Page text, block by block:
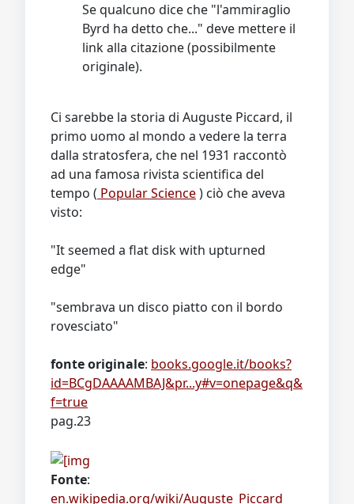
Se qualcuno dice che "l'ammiraglio
Byrd ha detto che..." deve mettere il
link alla citazione (possibilmente
originale).
Ci sarebbe la storia di Auguste Piccard, il
primo uomo al mondo a vedere la terra
dalla stratosfera, che nel 1931 raccontò
ad una famosa rivista scientifica del
tempo ( Popular Science) ciò che aveva
visto:
"It seemed a flat disk with upturned
edge"
"sembrava un disco piatto con il bordo
rovesciato"
fonte originale: books.google.it/books?
id=BCgDAAAAMBAJ&pr...y#v=onepage&q&
f=true
pag.23
Fonte:
en.wikipedia.org/wiki/Auguste_Piccard